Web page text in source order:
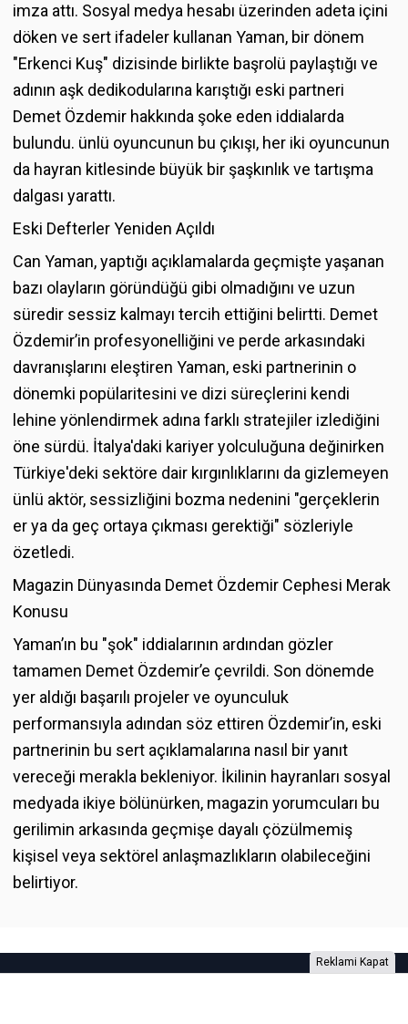
imza attı. Sosyal medya hesabı üzerinden adeta içini
döken ve sert ifadeler kullanan Yaman, bir dönem
"Erkenci Kuş" dizisinde birlikte başrolü paylaştığı ve
adının aşk dedikodularına karıştığı eski partneri
Demet Özdemir hakkında şoke eden iddialarda
bulundu. ünlü oyuncunun bu çıkışı, her iki oyuncunun
da hayran kitlesinde büyük bir şaşkınlık ve tartışma
dalgası yarattı.
Eski Defterler Yeniden Açıldı
Can Yaman, yaptığı açıklamalarda geçmişte yaşanan
bazı olayların göründüğü gibi olmadığını ve uzun
süredir sessiz kalmayı tercih ettiğini belirtti. Demet
Özdemir’in profesyonelliğini ve perde arkasındaki
davranışlarını eleştiren Yaman, eski partnerinin o
dönemki popülaritesini ve dizi süreçlerini kendi
lehine yönlendirmek adına farklı stratejiler izlediğini
öne sürdü. İtalya'daki kariyer yolculuğuna değinirken
Türkiye'deki sektöre dair kırgınlıklarını da gizlemeyen
ünlü aktör, sessizliğini bozma nedenini "gerçeklerin
er ya da geç ortaya çıkması gerektiği" sözleriyle
özetledi.
Magazin Dünyasında Demet Özdemir Cephesi Merak
Konusu
Yaman’ın bu "şok" iddialarının ardından gözler
tamamen Demet Özdemir’e çevrildi. Son dönemde
yer aldığı başarılı projeler ve oyunculuk
performansıyla adından söz ettiren Özdemir’in, eski
partnerinin bu sert açıklamalarına nasıl bir yanıt
vereceği merakla bekleniyor. İkilinin hayranları sosyal
medyada ikiye bölünürken, magazin yorumcuları bu
gerilimin arkasında geçmişe dayalı çözülmemiş
kişisel veya sektörel anlaşmazlıkların olabileceğini
belirtiyor.
Reklami Kapat